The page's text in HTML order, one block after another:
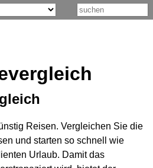
Reisen. Vergleichen Sie die
und starten so schnell wie
Urlaub. Damit das